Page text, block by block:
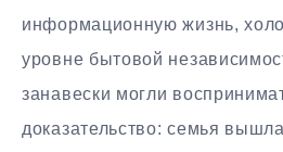
информационную жизнь,
уровне бытовой
занавески могли
доказательство: семья